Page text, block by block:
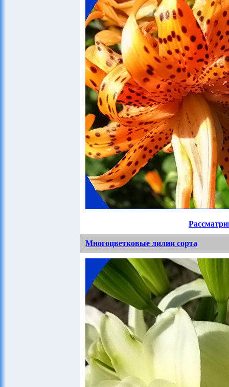
Многоцветковые лилии сорта